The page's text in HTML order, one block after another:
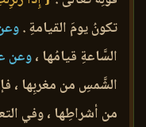
تكونُ يومَ القيامةِ .
السَّاعةِ قيامُها ،وعن
الشَّمسِ من مغربِها ،
من أشراطِها ، وفي